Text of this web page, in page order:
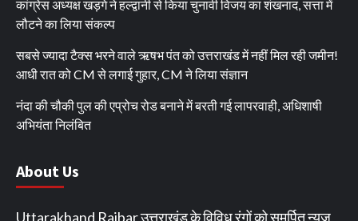
कांग्रेस अध्यक्ष खड़गे ने हल्द्वानी से किया चुनावी विजय का शंखनाद, सत्ता में
लौटने का लिया संकल्प
सबसे ज्यादा टैक्स भरने वाले ऋषभ पंत को उत्तराखंड में नहीं मिल रही जमीन!
आधी रात को CM से लगाई गुहार, CM ने लिया संज्ञान
नंदा की चौकी पुल की एप्रोच रोड बनाने में बरती गई लापरवाही, अधिशाषी
अभियंता निलंबित
About Us
Uttarakhand Raibar उत्तराखंड के विविध रंगों को समर्पित न्यूज